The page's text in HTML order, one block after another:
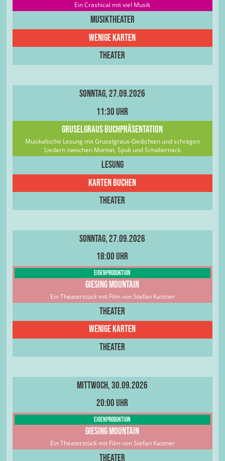
Ein Crashical mit viel Musik
Musiktheater
Wenige Karten
Theater
Sonntag, 27.09.2026
11:30 Uhr
Gruselgraus Buchpräsentation
Musikalische Lesung mit Gruselgraus-Gedichten und schrägen
Liedern zwischen Moritat, Spuk und Schabernack
Lesung
Karten Buchen
Theater
Sonntag, 27.09.2026
18:00 Uhr
Eigenproduktion
Giesing Mountain
Ein Theaterstück mit Film von Stefan Kastner
Theater
Wenige Karten
Theater
Mittwoch, 30.09.2026
20:00 Uhr
Eigenproduktion
Giesing Mountain
Ein Theaterstück mit Film von Stefan Kastner
Theater